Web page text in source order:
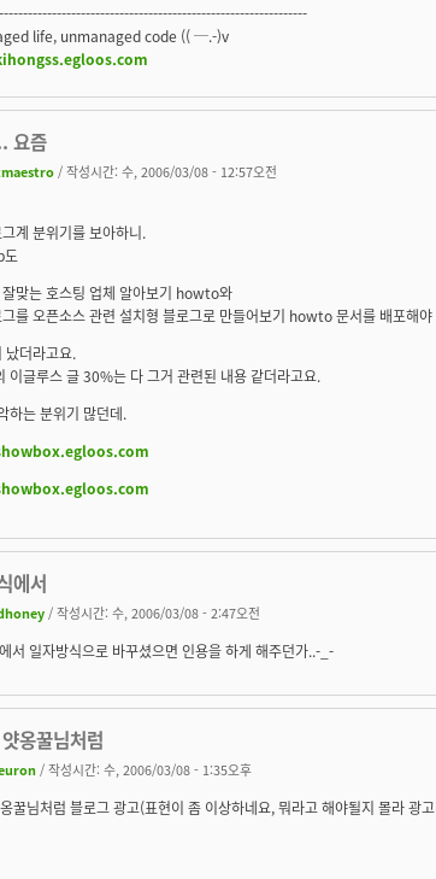
life, unmanaged code (( ─.-)v
요즘
/ 작성시간: 수, 2006/03/08 - 12:57오전
계 분위기를 보아하니.
맞는 호스팅 업체 알아보기 howto와
를 오픈소스 관련 설치형 블로그로 만들어보기 howto 문서를 배포해
났더라고요.
이글루스 글 30%는 다 그거 관련된 내용 같더라고요.
하는 분위기 많던데.
에서
/ 작성시간: 수, 2006/03/08 - 2:47오전
서 일자방식으로 바꾸셨으면 인용을 하게 해주던가..-_-
옹꿀님처럼
/ 작성시간: 수, 2006/03/08 - 1:35오후
꿀님처럼 블로그 광고(표현이 좀 이상하네요, 뭐라고 해야될지 몰라 광